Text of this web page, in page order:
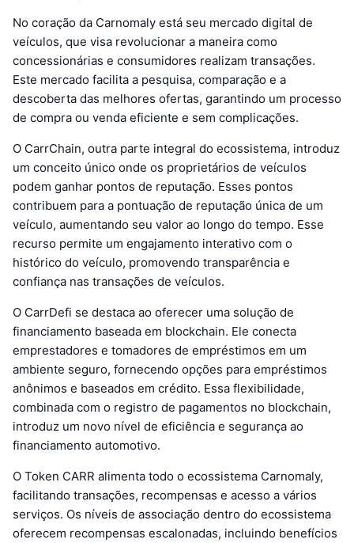
No coração da Carnomaly está seu mercado digital de
veículos, que visa revolucionar a maneira como
concessionárias e consumidores realizam transações.
Este mercado facilita a pesquisa, comparação e a
descoberta das melhores ofertas, garantindo um processo
de compra ou venda eficiente e sem complicações.
O CarrChain, outra parte integral do ecossistema, introduz
um conceito único onde os proprietários de veículos
podem ganhar pontos de reputação. Esses pontos
contribuem para a pontuação de reputação única de um
veículo, aumentando seu valor ao longo do tempo. Esse
recurso permite um engajamento interativo com o
histórico do veículo, promovendo transparência e
confiança nas transações de veículos.
O CarrDefi se destaca ao oferecer uma solução de
financiamento baseada em blockchain. Ele conecta
emprestadores e tomadores de empréstimos em um
ambiente seguro, fornecendo opções para empréstimos
anônimos e baseados em crédito. Essa flexibilidade,
combinada com o registro de pagamentos no blockchain,
introduz um novo nível de eficiência e segurança ao
financiamento automotivo.
O Token CARR alimenta todo o ecossistema Carnomaly,
facilitando transações, recompensas e acesso a vários
serviços. Os níveis de associação dentro do ecossistema
oferecem recompensas escalonadas, incluindo benefícios